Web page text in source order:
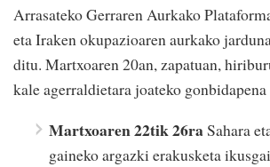
Arrasateko Gerraren Aurkako
eta Iraken okupazioaren aurkako
ditu. Martxoaren 20an, zapatuan,
kale agerraldietara joateko
Martxoaren 22tik 26raSahara
gaineko argazki erakusketa